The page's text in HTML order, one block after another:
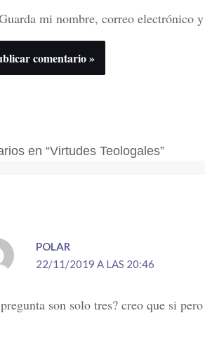
mi nombre, correo electrónico
en “Virtudes Teologales”
POLAR
22/11/2019 A LAS 20:46
son solo tres? creo que si